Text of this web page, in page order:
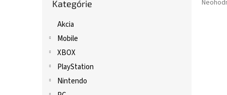
kategórie
Kategórie
Akcia
Mobile
XBOX
PlayStation
Nintendo